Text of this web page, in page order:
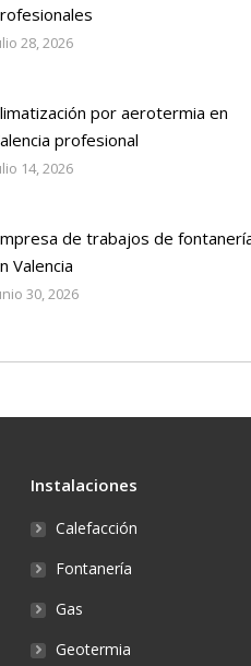
28, 2026
por aerotermia en
profesional
14, 2026
de trabajos de
Valencia
30, 2026
Instalaciones
Calefacción
Fontanería
Gas
Geotermia